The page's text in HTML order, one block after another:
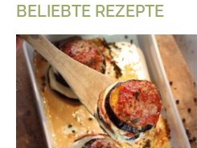
BELIEBTE REZEPTE